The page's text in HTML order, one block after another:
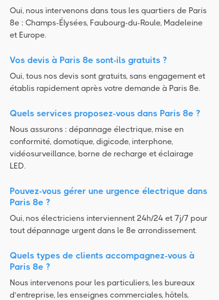
Oui, nous intervenons dans tous les quartiers de Paris
8e : Champs-Élysées, Faubourg-du-Roule, Madeleine
et Europe.
Vos devis à Paris 8e sont-ils gratuits ?
Oui, tous nos devis sont gratuits, sans engagement et
établis rapidement après votre demande à Paris 8e.
Quels services proposez-vous dans Paris 8e ?
Nous assurons : dépannage électrique, mise en
conformité, domotique, digicode, interphone,
vidéosurveillance, borne de recharge et éclairage
LED.
Pouvez-vous gérer une urgence électrique dans
Paris 8e ?
Oui, nos électriciens interviennent 24h/24 et 7j/7 pour
tout dépannage urgent dans le 8e arrondissement.
Quels types de clients accompagnez-vous à
Paris 8e ?
Nous intervenons pour les particuliers, les bureaux
d’entreprise, les enseignes commerciales, hôtels,